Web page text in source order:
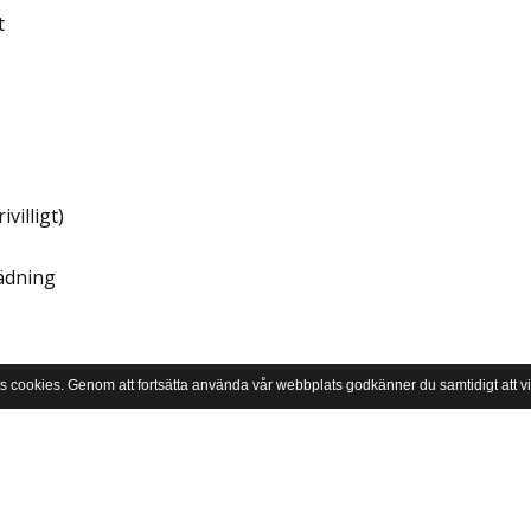
Genom att fortsätta använda vår webbplats godkänner du samtidigt att